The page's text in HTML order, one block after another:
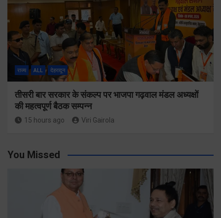
राज्य ALL देहरादून
तीसरी बार सरकार के संकल्प पर भाजपा गढ़वाल मंडल अध्यक्षों
की महत्वपूर्ण बैठक सम्पन्न
15 hours ago Viri Gairola
You Missed